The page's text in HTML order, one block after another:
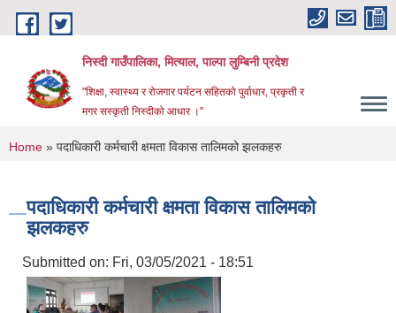
Skip to main content
निस्दी गाउँपालिका, मित्याल, पाल्पा लुम्बिनी प्रदेश
"शिक्षा, स्वास्थ्य र रोजगार पर्यटन सहितको पुर्वाधार, प्रकृती र
मगर सस्कृती निस्दीको आधार ।"
You are here
Home » पदाधिकारी कर्मचारी क्षमता विकास तालिमको झलकहरु
पदाधिकारी कर्मचारी क्षमता विकास तालिमको
झलकहरु
Submitted on: Fri, 03/05/2021 - 18:51